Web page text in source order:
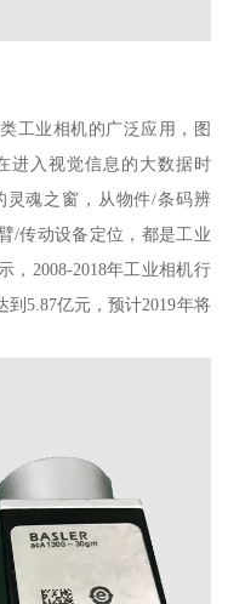
工业相机的广泛应用，图
进入视觉信息的大数据时
灵魂之窗，从物件/条码辨
/传动设备定位，都是工业
，2008-2018年工业相机行
5.87亿元，预计2019年将